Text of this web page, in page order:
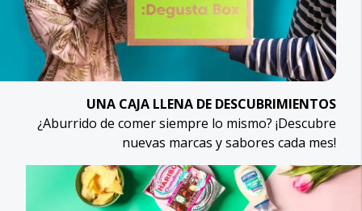
UNA CAJA LLENA DE DESCUBRIMIENTOS
¿Aburrido de comer siempre lo mismo? ¡Descubre
nuevas marcas y sabores cada mes!